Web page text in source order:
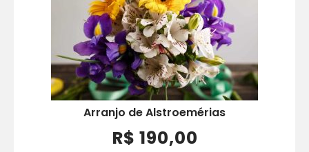
Arranjo de Alstroemérias
R$ 190,00